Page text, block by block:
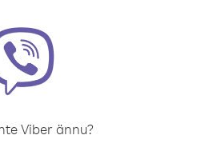
Viber ännu?